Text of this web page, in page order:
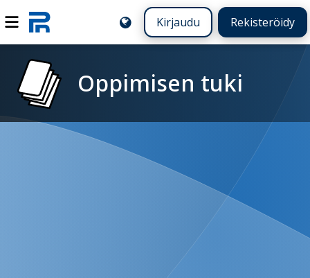
Kirjaudu Rekisteröidy
Oppimisen tuki